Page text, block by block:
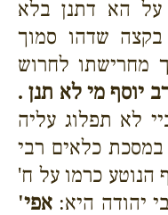
על הא דתנן בלא
שדהו סמוך
מחרישתו לחרוש
יוסף מי לא תנן .
לא תפלוג עליה
במסכת כלאים רבי
הנוטע כרמו על ח'
יהודה היא: אפי'